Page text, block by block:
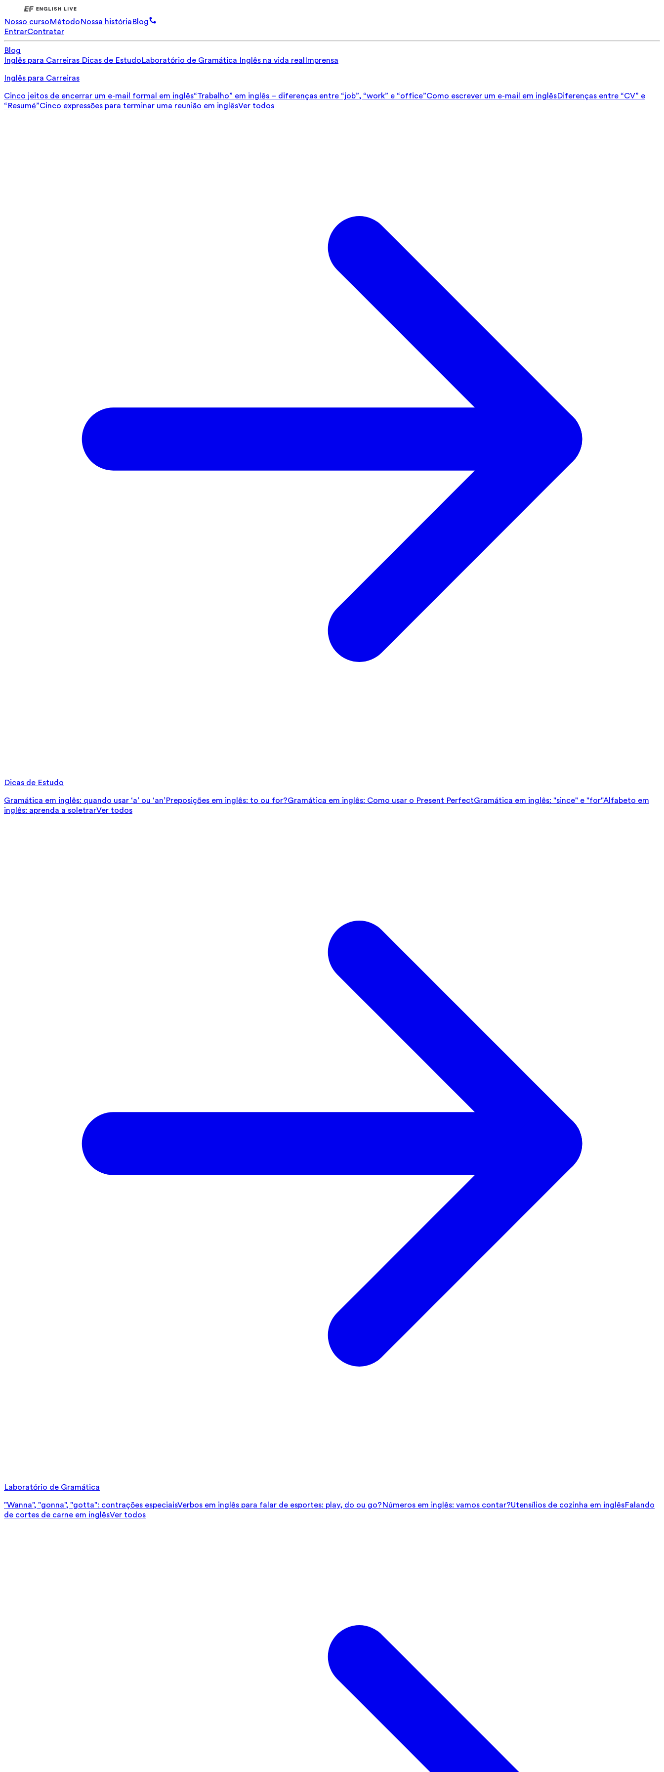
Nosso cursoMétodoNossa históriaBlog
EntrarContratar
Blog
Inglês para Carreiras Dicas de EstudoLaboratório de Gramática Inglês na vida real Imprensa
Inglês para Carreiras
Cinco jeitos de encerrar um e-mail formal em inglês“Trabalho” em inglês – diferenças entre “job”, “work” e “office”Como escrever um e-mail em inglêsDiferenças entre “CV” e
“Resumé”Cinco expressões para terminar uma reunião em inglêsVer todos
Dicas de Estudo
Gramática em inglês: quando usar ‘a’ ou ‘an’Preposições em inglês: to ou for?Gramática em inglês: Como usar o Present PerfectGramática em inglês: "since" e "for"Alfabeto em
inglês: aprenda a soletrarVer todos
Laboratório de Gramática
"Wanna", "gonna", "gotta": contrações especiaisVerbos em inglês para falar de esportes: play, do ou go?Números em inglês: vamos contar?Utensílios de cozinha em inglêsFalando
de cortes de carne em inglêsVer todos